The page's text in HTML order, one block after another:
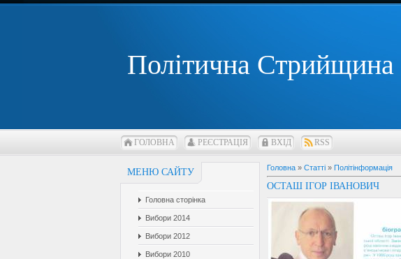
Політична Стрийщина
ГОЛОВНА РЕЄСТРАЦІЯ ВХІД RSS
МЕНЮ САЙТУ
Головна сторінка
Вибори 2014
Вибори 2012
Вибори 2010
Головна » Статті » Політінформація
ОСТАШ ІГОР ІВАНОВИЧ